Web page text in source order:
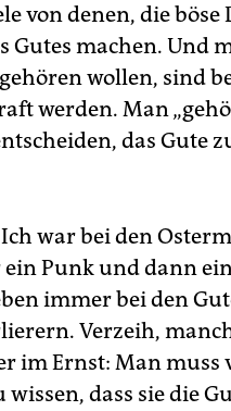
von denen, die
Gutes machen. Und
wollen, sind
werden. Man
das Gute
war bei den
ein Punk und dann
immer bei den
Verzeih,
im Ernst: Man
wissen, dass sie die